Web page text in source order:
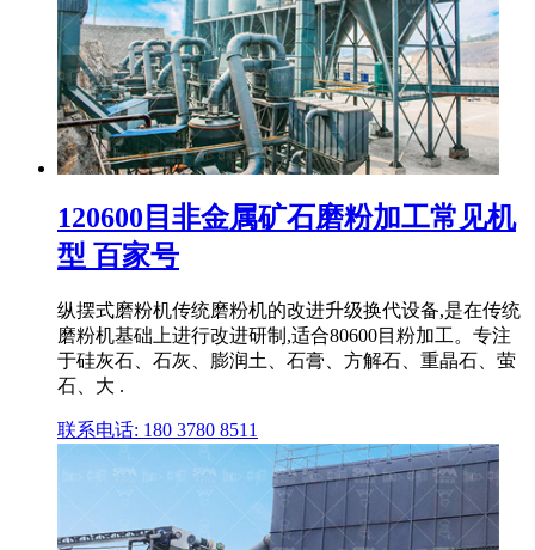
120600目非金属矿石磨粉加工常见机
型 百家号
纵摆式磨粉机传统磨粉机的改进升级换代设备,是在传统
磨粉机基础上进行改进研制,适合80600目粉加工。专注
于硅灰石、石灰、膨润土、石膏、方解石、重晶石、萤
石、大 .
联系电话: 180 3780 8511